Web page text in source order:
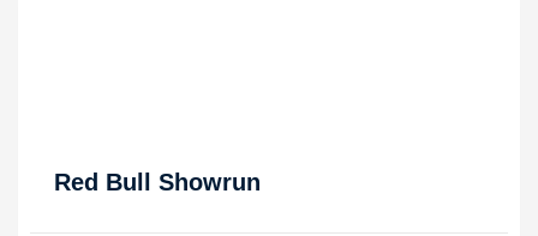
Red Bull Showrun